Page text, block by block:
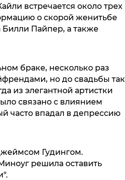
встречается около трех
о скорой женитьбе
Билли Пайпер, а также
браке, несколько раз
но до свадьбы так
из элегантной артистки
связано с влиянием
часто впадал в депрессию
Гудингом.
решила оставить